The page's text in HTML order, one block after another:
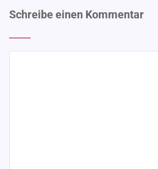
Schreibe einen Kommentar